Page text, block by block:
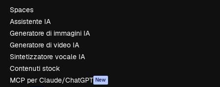
Spaces
Assistente IA
Generatore di immagini IA
Generatore di video IA
Sintetizzatore vocale IA
Contenuti stock
MCP per Claude/ChatGPT New